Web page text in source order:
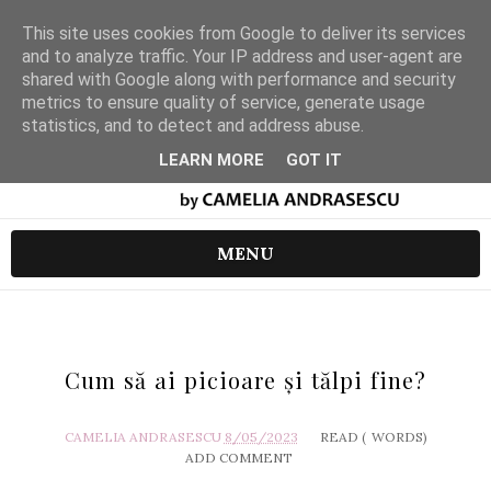
MENU
Cum să ai picioare și tălpi fine?
CAMELIA ANDRASESCU 8/05/2023 READ ( WORDS)
ADD COMMENT
This site uses cookies from Google to deliver its services
and to analyze traffic. Your IP address and user-agent are
shared with Google along with performance and security
metrics to ensure quality of service, generate usage
statistics, and to detect and address abuse.
LEARN MORE GOT IT